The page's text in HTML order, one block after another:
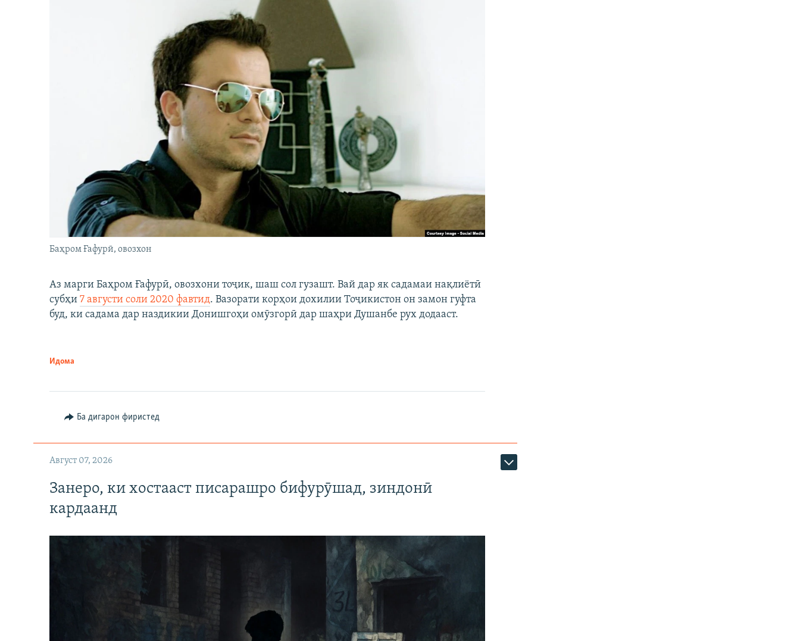
Баҳром Ғафурӣ, овозхон
Аз марги Баҳром Ғафурӣ, овозхони тоҷик, шаш сол гузашт. Вай дар як садамаи нақлиётӣ
субҳи 7 августи соли 2020 фавтид. Вазорати корҳои дохилии Тоҷикистон он замон гуфта
буд, ки садама дар наздикии Донишгоҳи омӯзгорӣ дар шаҳри Душанбе рух додааст.
Идома
Ба дигарон фиристед
Август 07, 2026
Занеро, ки хостааст писарашро бифурӯшад, зиндонӣ
кардаанд